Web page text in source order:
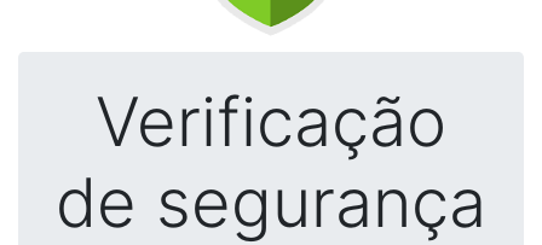
Verificação
de segurança